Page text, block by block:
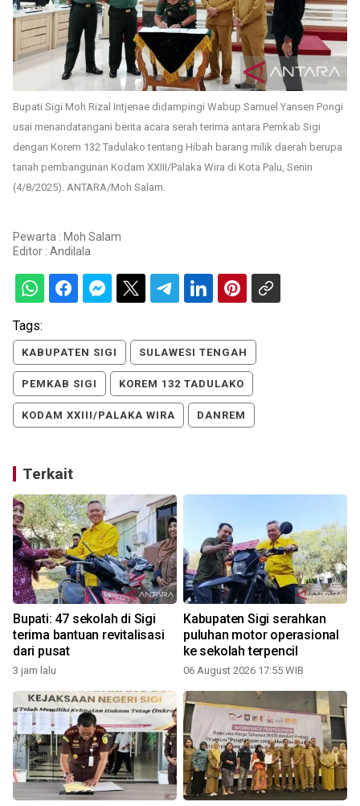
Bupati Sigi Moh Rizal Intjenae didampingi Wabup Samuel Yansen Pongi
usai menandatangani berita acara serah terima antara Pemkab Sigi
dengan Korem 132 Tadulako tentang Hibah barang milik daerah berupa
tanah pembangunan Kodam XXIII/Palaka Wira di Kota Palu, Senin
(4/8/2025). ANTARA/Moh Salam.
Pewarta : Moh Salam
Editor : Andilala
Tags:
KABUPATEN SIGI SULAWESI TENGAH
PEMKAB SIGI KOREM 132 TADULAKO
KODAM XXIII/PALAKA WIRA DANREM
Terkait
Bupati: 47 sekolah di Sigi
terima bantuan revitalisasi
dari pusat
3 jam lalu
Kabupaten Sigi serahkan
puluhan motor operasional
ke sekolah terpencil
06 August 2026 17:55 WIB